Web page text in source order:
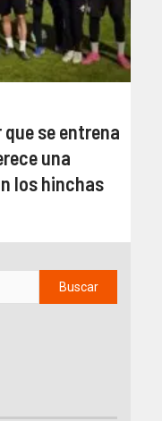
que se entrena
una
los hinchas